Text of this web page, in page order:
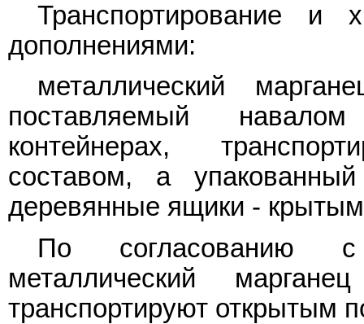
Транспортирование
дополнениями:
металлический
поставляемый
контейнерах,
составом, а
деревянные ящики -
По согласованию с
металлический
транспортируют открытым